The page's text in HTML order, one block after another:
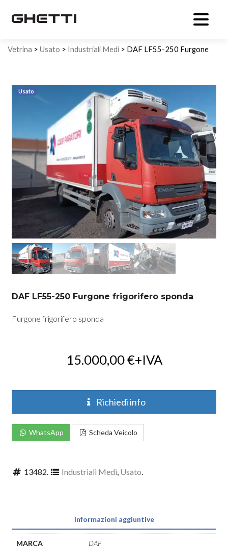
Vetrina > Usato > Industriali Medi > DAF LF55-250 Furgone
Usato
DAF LF55-250 Furgone frigorifero sponda
Furgone frigorifero sponda
15.000,00€+IVA
Richiedi info
WhatsApp Scheda Veicolo
13482 Industriali Medi Usato
Informazioni aggiuntive
MARCA DAF